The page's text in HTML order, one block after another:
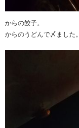
からの餃子。
からのうどんで〆ました。